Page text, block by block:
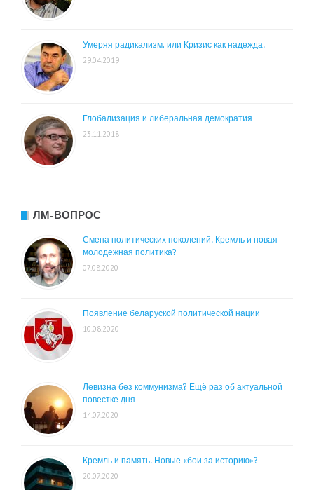
Умеряя радикализм, или Кризис как надежда.
29.04.2019
Глобализация и либеральная демократия
23.11.2018
ЛМ-ВОПРОС
Смена политических поколений. Кремль и новая
молодежная политика?
07.08.2020
Появление беларуской политической нации
10.08.2020
Левизна без коммунизма? Ещё раз об актуальной
повестке дня
14.07.2020
Кремль и память. Новые «бои за историю»?
20.07.2020